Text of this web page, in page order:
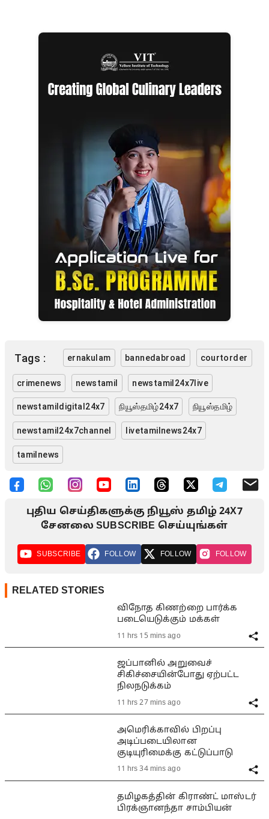
Tags : ernakulam bannedabroad courtorder
crimenews newstamil newstamil24x7live
newstamildigital24x7 நியூஸ்தமிழ்24x7 நியூஸ்தமிழ்
newstamil24x7channel livetamilnews24x7
tamilnews
புதிய செய்திகளுக்கு நியூஸ் தமிழ் 24X7
சேனலை SUBSCRIBE செய்யுங்கள்
SUBSCRIBE FOLLOW FOLLOW FOLLOW
RELATED STORIES
விநோத கிணற்றை பார்க்க
படையெடுக்கும் மக்கள்
11 hrs 15 mins ago
ஜப்பானில் அறுவைச்
சிகிச்சையின்போது ஏற்பட்ட
நிலநடுக்கம்
11 hrs 27 mins ago
அமெரிக்காவில் பிறப்பு
அடிப்படையிலான
குடியுரிமைக்கு கட்டுப்பாடு
11 hrs 34 mins ago
தமிழகத்தின் கிராண்ட் மாஸ்டர்
பிரக்ஞானந்தா சாம்பியன்